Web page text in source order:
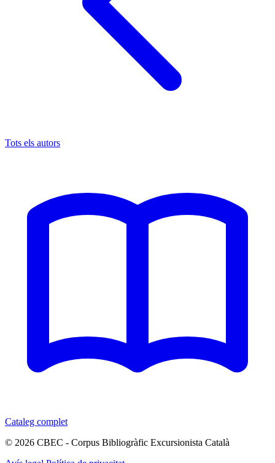
Tots els autors
Cataleg complet
© 2026 CBEC - Corpus Bibliogràfic Excursionista Català